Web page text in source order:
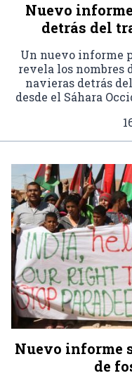
Nuevo
detrás del
Un nuevo informe
revela los nombres
navieras detrás
desde el Sáhara
Nuevo informe
de